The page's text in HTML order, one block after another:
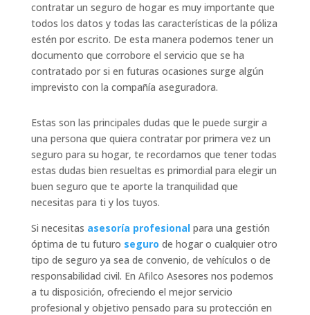
contratar un seguro de hogar es muy importante que
todos los datos y todas las características de la póliza
estén por escrito. De esta manera podemos tener un
documento que corrobore el servicio que se ha
contratado por si en futuras ocasiones surge algún
imprevisto con la compañía aseguradora.
Estas son las principales dudas que le puede surgir a
una persona que quiera contratar por primera vez un
seguro para su hogar, te recordamos que tener todas
estas dudas bien resueltas es primordial para elegir un
buen seguro que te aporte la tranquilidad que
necesitas para ti y los tuyos.
Si necesitas asesoría profesionalpara una gestión
óptima de tu futuro seguro de hogar o cualquier otro
tipo de seguro ya sea de convenio, de vehículos o de
responsabilidad civil. En Afilco Asesores nos podemos
a tu disposición, ofreciendo el mejor servicio
profesional y objetivo pensado para su protección en